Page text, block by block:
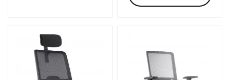
$167.000
hasta